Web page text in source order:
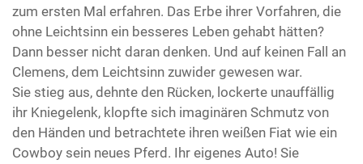
zum ersten Mal erfahren. Das Erbe ihrer Vorfahren, die
ohne Leichtsinn ein besseres Leben gehabt hätten?
Dann besser nicht daran denken. Und auf keinen Fall an
Clemens, dem Leichtsinn zuwider gewesen war.
Sie stieg aus, dehnte den Rücken, lockerte unauffällig
ihr Kniegelenk, klopfte sich imaginären Schmutz von
den Händen und betrachtete ihren weißen Fiat wie ein
Cowboy sein neues Pferd. Ihr eigenes Auto! Sie